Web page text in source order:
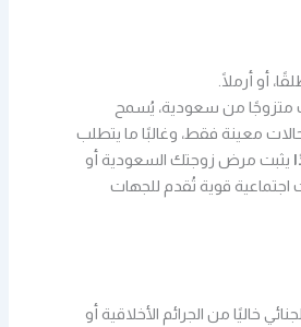
أو أرملًا.
متزوجًا من سعودية، يُسمح
معينة فقط، وغالبًا ما يتطلب
يثبت مرض زوجتك السعودية أو
اجتماعية قوية تُقدم للجهات
خاليًا من الجرائم الأخلاقية أو